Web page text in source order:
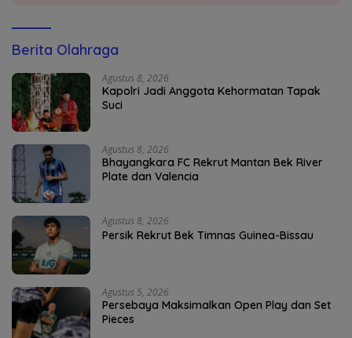
Berita Olahraga
Agustus 8, 2026
Kapolri Jadi Anggota Kehormatan Tapak
Suci
Agustus 8, 2026
Bhayangkara FC Rekrut Mantan Bek River
Plate dan Valencia
Agustus 8, 2026
Persik Rekrut Bek Timnas Guinea-Bissau
Agustus 5, 2026
Persebaya Maksimalkan Open Play dan Set
Pieces